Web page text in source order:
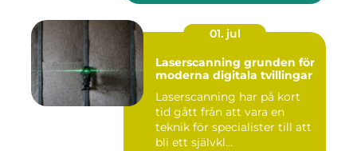
01. jul
Laserscanning grunden för
moderna digitala tvillingar
Laserscanning har på kort
tid gått från att vara en
teknik för specialister till att
bli ett självkl...